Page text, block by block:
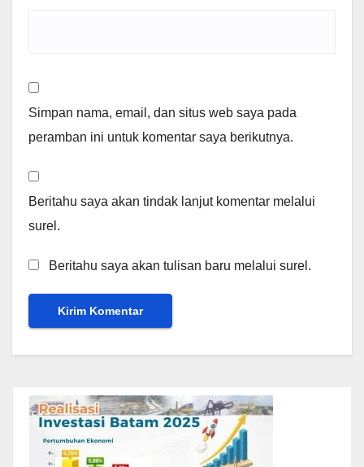
Simpan nama, email, dan situs web saya pada
peramban ini untuk komentar saya berikutnya.
Beritahu saya akan tindak lanjut komentar melalui
surel.
Beritahu saya akan tulisan baru melalui surel.